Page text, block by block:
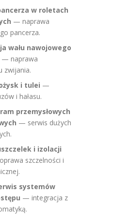
w roletach
— naprawa
pancerza.
wału nawojowego
— naprawa
zwijania.
i tulei —
i hałasu.
przemysłowych
— serwis dużych
i izolacji
szczelności i
systemów
— integracja z